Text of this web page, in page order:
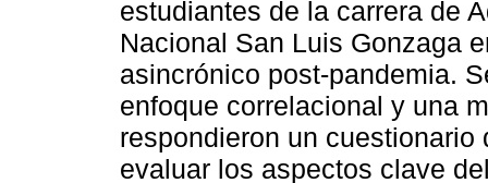
estudiantes de la carrera de
Nacional San Luis Gonzaga
asincrónico post-pandemia.
enfoque correlacional y una
respondieron un
evaluar los aspectos clave